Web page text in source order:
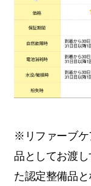
※リファーブケ
品としてお渡
た認定整備品と